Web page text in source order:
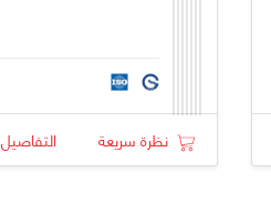
نظرة سريعة التفاصيل